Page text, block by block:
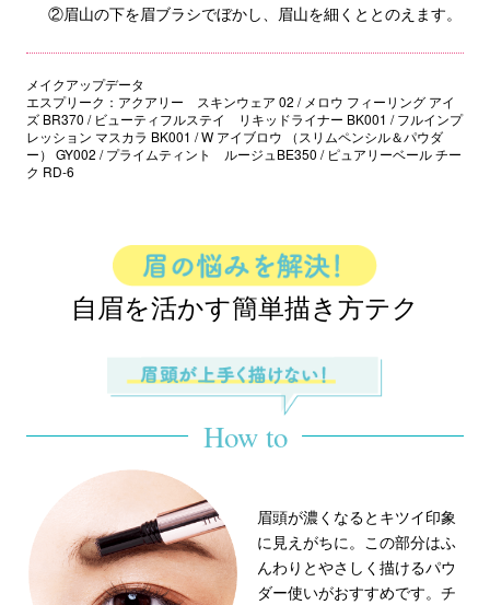
②眉山の下を眉ブラシでぼかし、眉山を細くととのえます。
メイクアップデータ
エスプリーク：アクアリー スキンウェア 02 / メロウ フィーリング アイ
ズ BR370 / ビューティフルステイ リキッドライナー BK001 / フルインプ
レッション マスカラ BK001 / W アイブロウ （スリムペンシル＆パウダ
ー） GY002 / プライムティント ルージュBE350 / ピュアリーベール チー
ク RD-6
自眉を活かす簡単描き方テク
How to
眉頭が濃くなるとキツイ印象
に見えがちに。この部分はふ
んわりとやさしく描けるパウ
ダー使いがおすすめです。チ